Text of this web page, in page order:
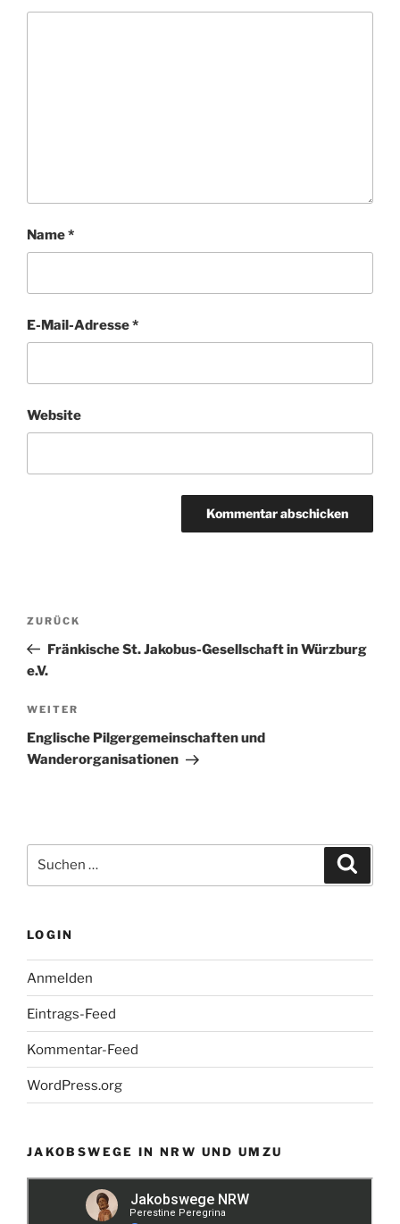
Name*
E-Mail-Adresse*
Website
Beitragsnavigation
Vorheriger
Beitrag
ZURÜCK
Fränkische St. Jakobus-Gesellschaft in Würzburg
e.V.
Nächster
Beitrag
WEITER
Englische Pilgergemeinschaften und
Wanderorganisationen
nach:
LOGIN
Anmelden
Eintrags-Feed
Kommentar-Feed
WordPress.org
JAKOBSWEGE IN NRW UND UMZU